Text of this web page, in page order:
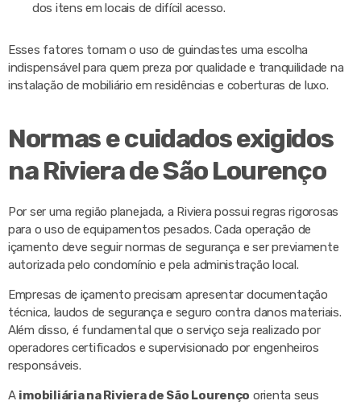
dos itens em locais de difícil acesso.
Esses fatores tornam o uso de guindastes uma escolha
indispensável para quem preza por qualidade e tranquilidade na
instalação de mobiliário em residências e coberturas de luxo.
Normas e cuidados exigidos
na Riviera de São Lourenço
Por ser uma região planejada, a Riviera possui regras rigorosas
para o uso de equipamentos pesados. Cada operação de
içamento deve seguir normas de segurança e ser previamente
autorizada pelo condomínio e pela administração local.
Empresas de içamento precisam apresentar documentação
técnica, laudos de segurança e seguro contra danos materiais.
Além disso, é fundamental que o serviço seja realizado por
operadores certificados e supervisionado por engenheiros
responsáveis.
A imobiliária na Riviera de São Lourenço orienta seus